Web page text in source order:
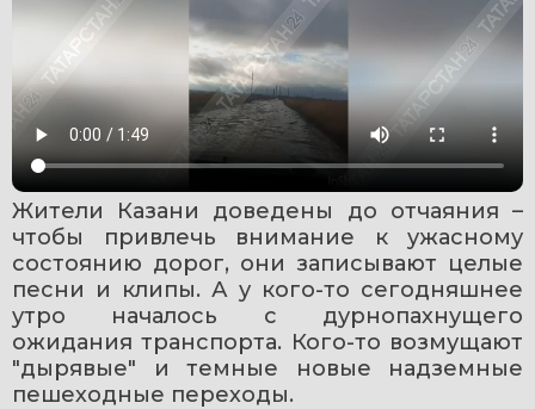
Жители Казани доведены до отчаяния –
чтобы привлечь внимание к ужасному
состоянию дорог, они записывают целые
песни и клипы. А у кого-то сегодняшнее
утро началось с дурнопахнущего
ожидания транспорта. Кого-то возмущают
"дырявые" и темные новые надземные
пешеходные переходы.